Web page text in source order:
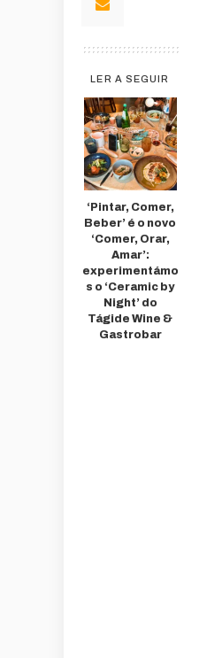
LER A SEGUIR
‘Pintar, Comer,
Beber’ é o novo
‘Comer, Orar,
Amar’:
experimentámo
s o ‘Ceramic by
Night’ do
Tágide Wine &
Gastrobar